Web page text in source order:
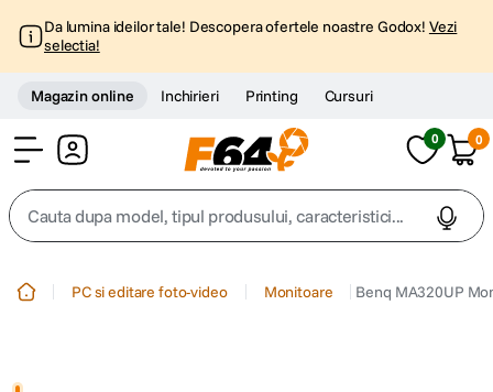
Da lumina ideilor tale! Descopera ofertele noastre Godox! Vezi
selectia!
Magazin online Inchirieri Printing Cursuri
0 0
Cauta dupa model, tipul produsului, caracteristici...
PC si editare foto-video Monitoare Benq MA320UP